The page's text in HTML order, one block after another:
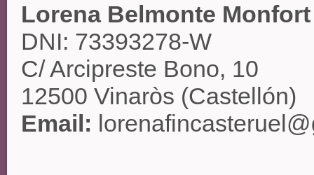
Lorena Belmonte Monfort
DNI: 73393278-W
C/ Arcipreste Bono, 10
12500 Vinaròs (Castellón)
Email: